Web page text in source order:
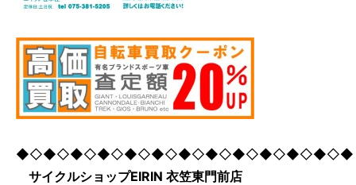
◆◇◆◇◆◇◆◇◆◇◆◇◆◇◆◇◆◇◆◇◆◇◆◇◆
サイクルショップEIRIN 衣笠東門前店